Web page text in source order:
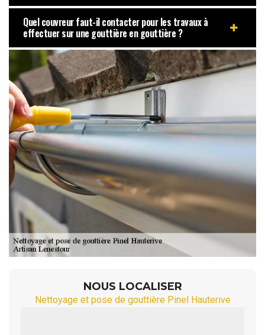
Quel couvreur faut-il contacter pour les travaux à
effectuer sur une gouttière en gouttière ?
NOUS LOCALISER
Nettoyage et pose de gouttière Pinel Hauterive